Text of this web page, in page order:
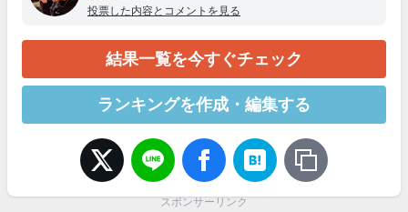
投票した内容とコメントを見る
結果一覧を今すぐチェック
ランキングを作成・編集する
スポンサーリンク